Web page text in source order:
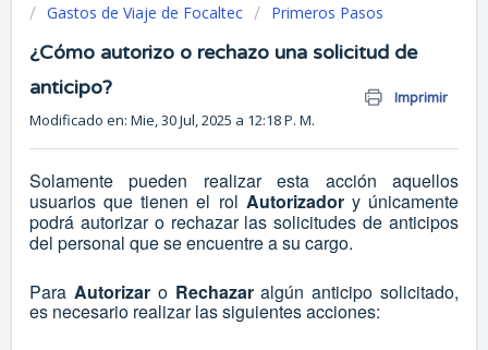
Gastos de Viaje de Focaltec Primeros Pasos
¿Cómo autorizo o rechazo una solicitud de
anticipo?
Imprimir
Modificado en: Mie, 30 Jul, 2025 a 12:18 P. M.
Solamente pueden realizar esta acción aquellos
usuarios que tienen el rol Autorizadory únicamente
podrá autorizar o rechazar las solicitudes de anticipos
del personal que se encuentre a su cargo.
Para Autorizaro Rechazaralgún anticipo solicitado,
es necesario realizar las siguientes acciones: